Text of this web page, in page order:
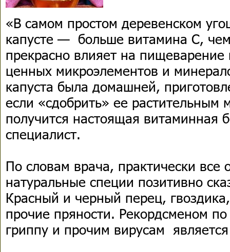
«В самом простом деревенском
капусте — больше витамина С,
прекрасно влияет на пищеварение
ценных микроэлементов и
капуста была домашней,
если «сдобрить» ее
получится настоящая
специалист.
По словам врача, практически все
натуральные специи позитивно
Красный и черный перец,
прочие пряности. Рекордсменом
гриппу и прочим вирусам